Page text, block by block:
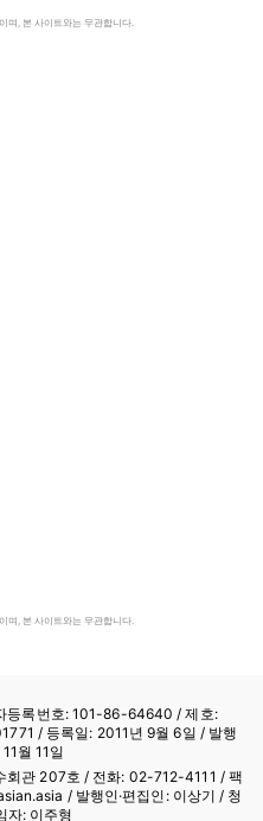
며, 본 사이트와는 무관합니다.
며, 본 사이트와는 무관합니다.
등록번호: 101-86-64640 / 제호:
/ 등록일: 2011년 9월 6일 / 발행
월 11일
회관 207호 / 전화: 02-712-4111 / 팩
/ 발행인·편집인: 이상기 / 청
자: 이주형